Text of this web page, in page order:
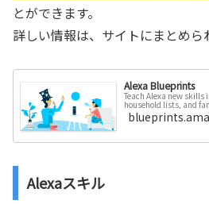
とができます。
詳しい情報は、サイトにまとめら
Alexa Blueprints
Teach Alexa new skills
household lists, and
Alexaスキル